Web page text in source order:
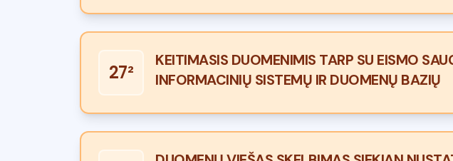
27²
KEITIMASIS DUOMENIMIS TARP SU EISMO
INFORMACINIŲ SISTEMŲ IR DUOMENŲ BAZIŲ